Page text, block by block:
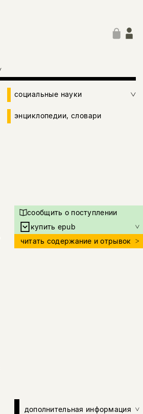
социальные науки
энциклопедии, словари
сообщить о поступлении
купить epub
читать содержание и отрывок
дополнительная информация